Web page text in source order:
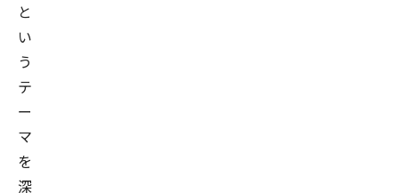
と
い
う
テ
ー
マ
を
深